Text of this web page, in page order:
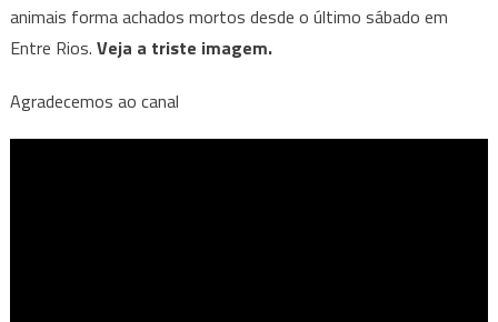
animais forma achados mortos desde o último sábado em
Entre Rios. Veja a triste imagem.
Agradecemos ao canal